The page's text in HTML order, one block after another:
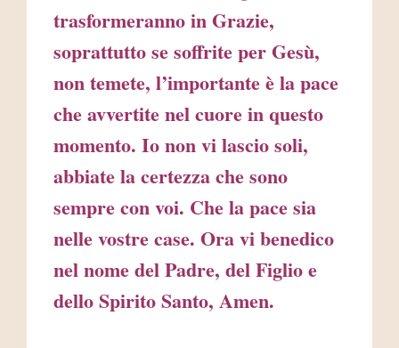
trasformeranno in Grazie,
soprattutto se soffrite per Gesù,
non temete, l’importante è la pace
che avvertite nel cuore in questo
momento. Io non vi lascio soli,
abbiate la certezza che sono
sempre con voi. Che la pace sia
nelle vostre case. Ora vi benedico
nel nome del Padre, del Figlio e
dello Spirito Santo, Amen.